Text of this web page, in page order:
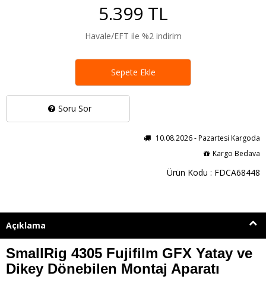
Soru Sor
5.399 TL
Havale/EFT ile %2 indirim
10.08.2026 - Pazartesi Kargoda
Kargo Bedava
Ürün Kodu : FDCA68448
Sepete Ekle
Açıklama
SmallRig 4305 Fujifilm GFX Yatay ve
Dikey Dönebilen Montaj Aparatı